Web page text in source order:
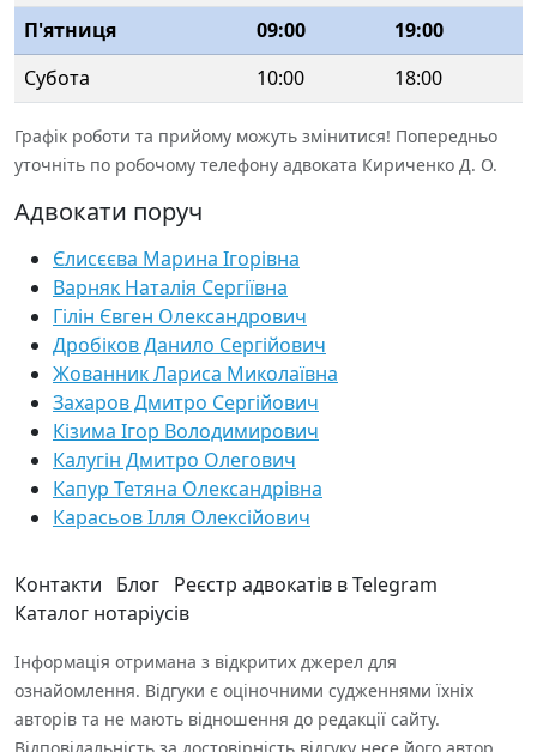
П'ятниця
09:00
19:00
Субота
10:00 18:00
Графік роботи та прийому можуть змінитися! Попередньо
уточніть по робочому телефону адвоката Кириченко Д. О.
Адвокати поруч
Єлисєєва Марина Ігорівна
Варняк Наталія Сергіївна
Гілін Євген Олександрович
Дробіков Данило Сергійович
Жованник Лариса Миколаївна
Захаров Дмитро Сергійович
Кізима Ігор Володимирович
Калугін Дмитро Олегович
Капур Тетяна Олександрівна
Карасьов Ілля Олексійович
Контакти Блог Реєстр адвокатів в Telegram
Каталог нотаріусів
Інформація отримана з відкритих джерел для
ознайомлення. Відгуки є оціночними судженнями їхніх
авторів та не мають відношення до редакції сайту.